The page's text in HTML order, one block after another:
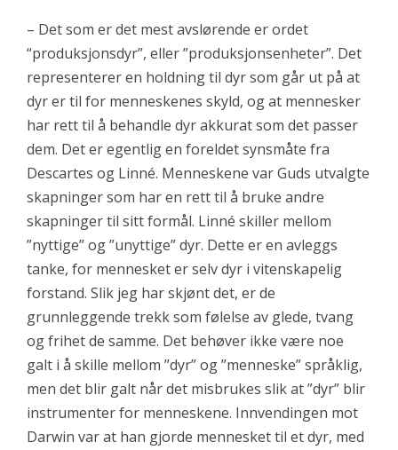
– Det som er det mest avslørende er ordet
“produksjonsdyr”, eller ”produksjonsenheter”. Det
representerer en holdning til dyr som går ut på at
dyr er til for menneskenes skyld, og at mennesker
har rett til å behandle dyr akkurat som det passer
dem. Det er egentlig en foreldet synsmåte fra
Descartes og Linné. Menneskene var Guds utvalgte
skapninger som har en rett til å bruke andre
skapninger til sitt formål. Linné skiller mellom
”nyttige” og ”unyttige” dyr. Dette er en avleggs
tanke, for mennesket er selv dyr i vitenskapelig
forstand. Slik jeg har skjønt det, er de
grunnleggende trekk som følelse av glede, tvang
og frihet de samme. Det behøver ikke være noe
galt i å skille mellom ”dyr” og ”menneske” språklig,
men det blir galt når det misbrukes slik at ”dyr” blir
instrumenter for menneskene. Innvendingen mot
Darwin var at han gjorde mennesket til et dyr, med